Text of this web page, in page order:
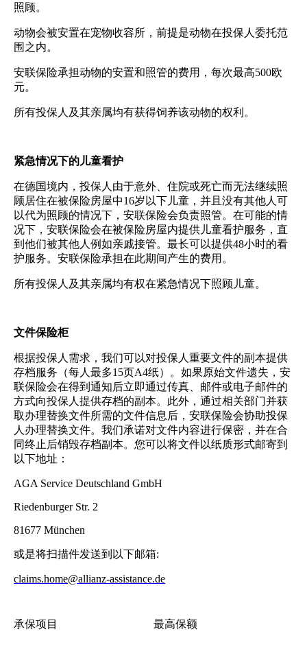
照顾。
动物会被安置在宠物收容所，前提是动物在投保人委托范
围之内。
安联保险承担动物的安置和照管的费用，每次最高500欧
元。
所有投保人及其亲属均有获得饲养该动物的权利。
紧急情况下的儿童看护
在德国境内，投保人由于意外、住院或死亡而无法继续照
顾居住在被保险房屋中16岁以下儿童，并且没有其他人可
以代为照顾的情况下，安联保险会负责照管。在可能的情
况下，安联保险会在被保险房屋内提供儿童看护服务，直
到他们被其他人例如亲戚接管。最长可以提供48小时的看
护服务。安联保险承担在此期间产生的费用。
所有投保人及其亲属均有权在紧急情况下照顾儿童。
文件保险柜
根据投保人需求，我们可以对投保人重要文件的副本提供
存档服务（每人最多15页A4纸）。如果原始文件遗失，安
联保险会在得到通知后立即通过传真、邮件或电子邮件的
方式向投保人提供存档的副本。此外，通过相关部门并获
取办理替换文件所需的文件信息后，安联保险会协助投保
人办理替换文件。我们承诺对文件内容进行保密，并在合
同终止后销毁存档副本。您可以将文件以纸质形式邮寄到
以下地址：
AGA Service Deutschland GmbH
Riedenburger Str. 2
81677 München
或是将扫描件发送到以下邮箱:
claims.home@allianz-assistance.de
承保项目 最高保额